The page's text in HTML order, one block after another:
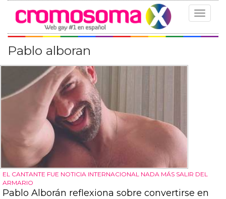
Toggle
Pablo alboran
EL CANTANTE FUE NOTICIA INTERNACIONAL NADA MÁS SALIR DEL
ARMARIO
Pablo Alborán reflexiona sobre convertirse en